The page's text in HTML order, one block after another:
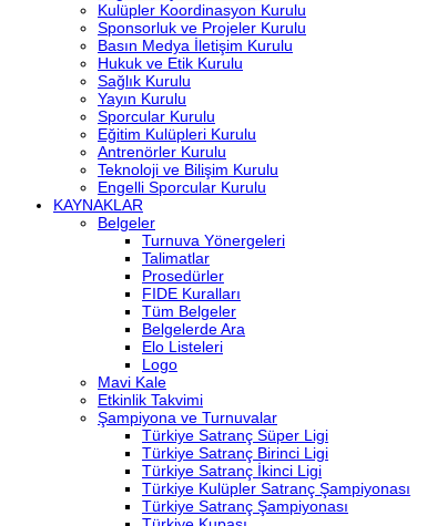
Kulüpler Koordinasyon Kurulu
Sponsorluk ve Projeler Kurulu
Basın Medya İletişim Kurulu
Hukuk ve Etik Kurulu
Sağlık Kurulu
Yayın Kurulu
Sporcular Kurulu
Eğitim Kulüpleri Kurulu
Antrenörler Kurulu
Teknoloji ve Bilişim Kurulu
Engelli Sporcular Kurulu
KAYNAKLAR
Belgeler
Turnuva Yönergeleri
Talimatlar
Prosedürler
FIDE Kuralları
Tüm Belgeler
Belgelerde Ara
Elo Listeleri
Logo
Mavi Kale
Etkinlik Takvimi
Şampiyona ve Turnuvalar
Türkiye Satranç Süper Ligi
Türkiye Satranç Birinci Ligi
Türkiye Satranç İkinci Ligi
Türkiye Kulüpler Satranç Şampiyonası
Türkiye Satranç Şampiyonası